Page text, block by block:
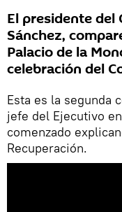
El presidente del
Sánchez,
Palacio de la
celebración del
Esta es la segunda
jefe del Ejecutivo
comenzado
Recuperación.